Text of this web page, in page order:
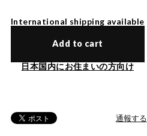
International shipping available
Add to cart
日本国内にお住まいの方向け
通報する